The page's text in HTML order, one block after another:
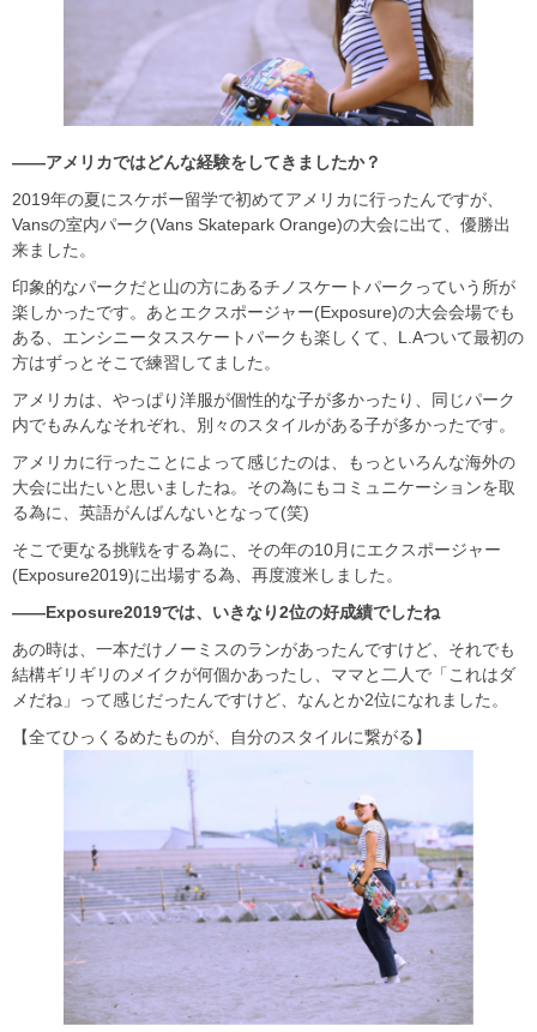
――アメリカではどんな経験をしてきましたか？
2019年の夏にスケボー留学で初めてアメリカに行ったんですが、
Vansの室内パーク(Vans Skatepark Orange)の大会に出て、優勝出
来ました。
印象的なパークだと山の方にあるチノスケートパークっていう所が
楽しかったです。あとエクスポージャー(Exposure)の大会会場でも
ある、エンシニータススケートパークも楽しくて、L.Aついて最初の
方はずっとそこで練習してました。
アメリカは、やっぱり洋服が個性的な子が多かったり、同じパーク
内でもみんなそれぞれ、別々のスタイルがある子が多かったです。
アメリカに行ったことによって感じたのは、もっといろんな海外の
大会に出たいと思いましたね。その為にもコミュニケーションを取
る為に、英語がんばんないとなって(笑)
そこで更なる挑戦をする為に、その年の10月にエクスポージャー
(Exposure2019)に出場する為、再度渡米しました。
――Exposure2019では、いきなり2位の好成績でしたね
あの時は、一本だけノーミスのランがあったんですけど、それでも
結構ギリギリのメイクが何個かあったし、ママと二人で「これはダ
メだね」って感じだったんですけど、なんとか2位になれました。
【全てひっくるめたものが、自分のスタイルに繋がる】